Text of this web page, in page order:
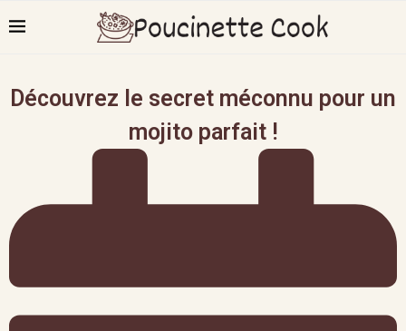
Découvrez le secret méconnu pour un
mojito parfait !